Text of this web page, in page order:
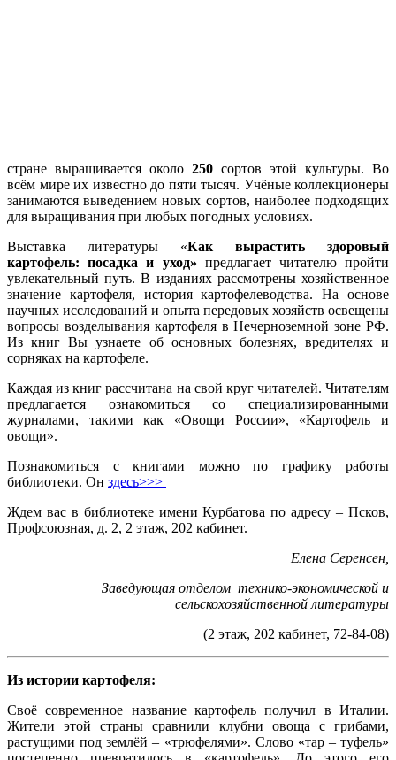
стране выращивается около 250 сортов этой культуры. Во
всём мире их известно до пяти тысяч. Учёные коллекционеры
занимаются выведением новых сортов, наиболее подходящих
для выращивания при любых погодных условиях.
Выставка литературы «Как вырастить здоровый
картофель: посадка и уход» предлагает читателю пройти
увлекательный путь. В изданиях рассмотрены хозяйственное
значение картофеля, история картофелеводства. На основе
научных исследований и опыта передовых хозяйств освещены
вопросы возделывания картофеля в Нечерноземной зоне РФ.
Из книг Вы узнаете об основных болезнях, вредителях и
сорняках на картофеле.
Каждая из книг рассчитана на свой круг читателей. Читателям
предлагается ознакомиться со специализированными
журналами, такими как «Овощи России», «Картофель и
овощи».
Познакомиться с книгами можно по графику работы
библиотеки. Он здесь>>>
Ждем вас в библиотеке имени Курбатова по адресу – Псков,
Профсоюзная, д. 2, 2 этаж, 202 кабинет.
Елена Серенсен,
Заведующая отделом технико-экономической и
сельскохозяйственной литературы
(2 этаж, 202 кабинет, 72-84-08)
Из истории картофеля:
Своё современное название картофель получил в Италии.
Жители этой страны сравнили клубни овоща с грибами,
растущими под землёй – «трюфелями». Слово «тар – туфель»